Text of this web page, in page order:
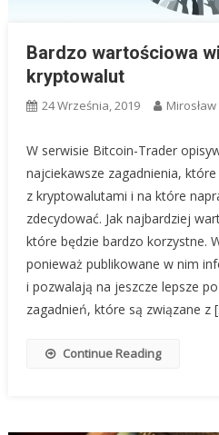
Bardzo wartościowa
kryptowalut
24 Września, 2019 Mirosław
W serwisie Bitcoin-Trader
najciekawsze zagadnienia,
z kryptowalutami i na które
zdecydować. Jak najbardziej
które będzie bardzo korzystne.
ponieważ publikowane w nim
i pozwalają na jeszcze lepsze
zagadnień, które są związane z
Continue Reading